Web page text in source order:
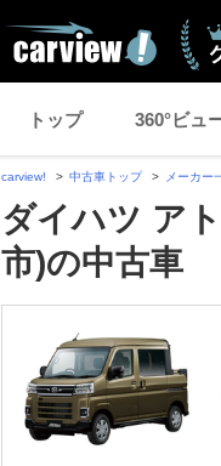
トップ 360°ビュ
carview! 中古車トップ メーカー
ダイハツ ア
市)の中古車